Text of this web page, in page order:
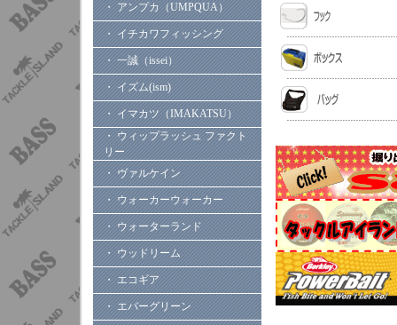
・ アンプカ（UMPQUA）
・ イチカワフィッシング
・ 一誠（issei）
・ イズム(ism)
・ イマカツ（IMAKATSU）
・ ウィップラッシュ ファクト
リー
・ ヴァルケイン
・ ウォーカーウォーカー
・ ウォーターランド
・ ウッドリーム
・ エコギア
・ エバーグリーン